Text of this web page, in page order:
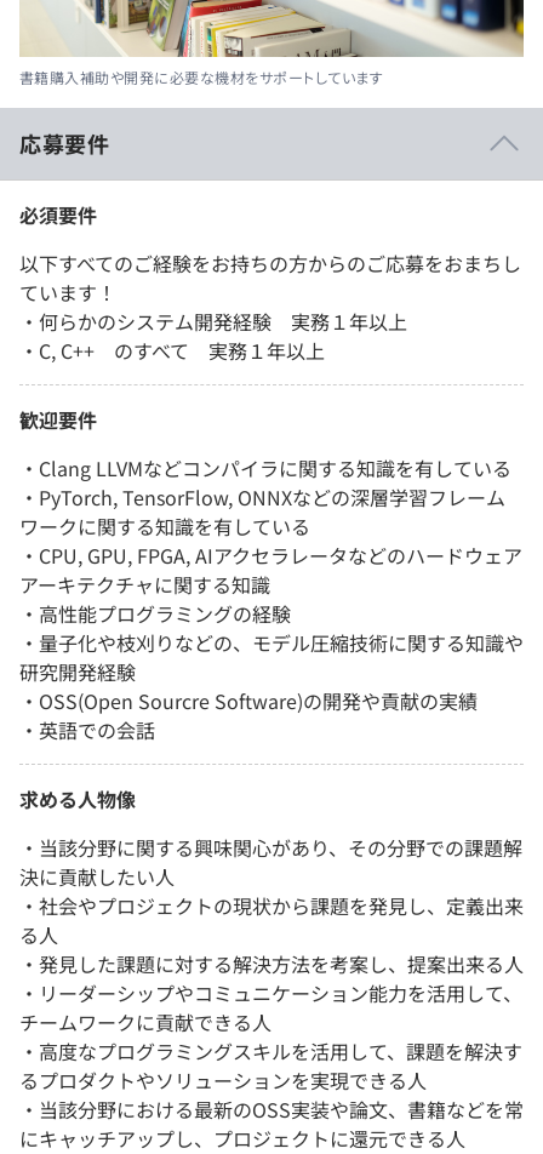
書籍購入補助や開発に必要な機材をサポートしています
応募要件
必須要件
以下すべてのご経験をお持ちの方からのご応募をおまちし
ています！
・何らかのシステム開発経験 実務１年以上
・C, C++ のすべて 実務１年以上
歓迎要件
・Clang LLVMなどコンパイラに関する知識を有している
・PyTorch, TensorFlow, ONNXなどの深層学習フレーム
ワークに関する知識を有している
・CPU, GPU, FPGA, AIアクセラレータなどのハードウェア
アーキテクチャに関する知識
・高性能プログラミングの経験
・量子化や枝刈りなどの、モデル圧縮技術に関する知識や
研究開発経験
・OSS(Open Sourcre Software)の開発や貢献の実績
・英語での会話
求める人物像
・当該分野に関する興味関心があり、その分野での課題解
決に貢献したい人
・社会やプロジェクトの現状から課題を発見し、定義出来
る人
・発見した課題に対する解決方法を考案し、提案出来る人
・リーダーシップやコミュニケーション能力を活用して、
チームワークに貢献できる人
・高度なプログラミングスキルを活用して、課題を解決す
るプロダクトやソリューションを実現できる人
・当該分野における最新のOSS実装や論文、書籍などを常
にキャッチアップし、プロジェクトに還元できる人